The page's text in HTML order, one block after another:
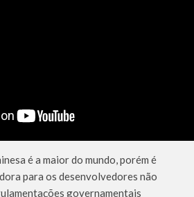
é a maior do mundo, porém é
para os desenvolvedores não
governamentais